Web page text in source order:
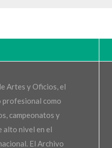
Artes y Oficios, el
profesional como
campeonatos y
alto nivel en el
El Archivo